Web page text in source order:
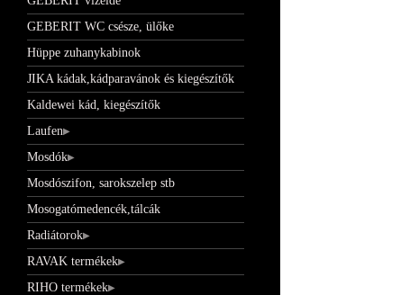
GEBERIT WC csésze, ülőke
Hüppe zuhanykabinok
JIKA kádak,kádparavánok és kiegészítők
Kaldewei kád, kiegészítők
Laufen
Mosdók
Mosdószifon, sarokszelep stb
Mosogatómedencék,tálcák
Radiátorok
RAVAK termékek
RIHO termékek